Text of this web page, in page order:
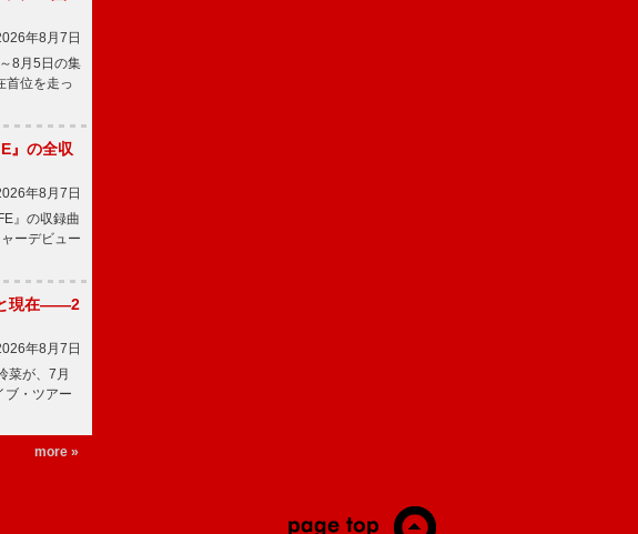
年8月7日
8月5日の集
首位を走っ
』の全収
年8月7日
』の収録曲
ーデビュー
と現在――2
年8月7日
菜が、7月
ブ・ツアー
more »